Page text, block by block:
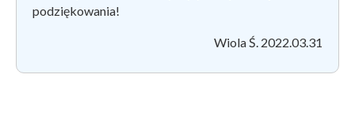
podziękowania!
Wiola Ś. 2022.03.31